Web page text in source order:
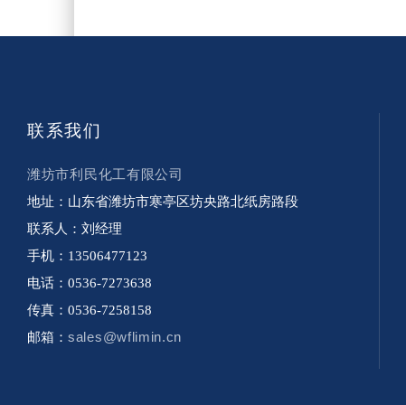
联系我们
潍坊市利民化工有限公司
地址：山东省潍坊市寒亭区坊央路北纸房路段
联系人：刘经理
手机：13506477123
电话：0536-7273638
传真：0536-7258158
邮箱： sales@wflimin.cn